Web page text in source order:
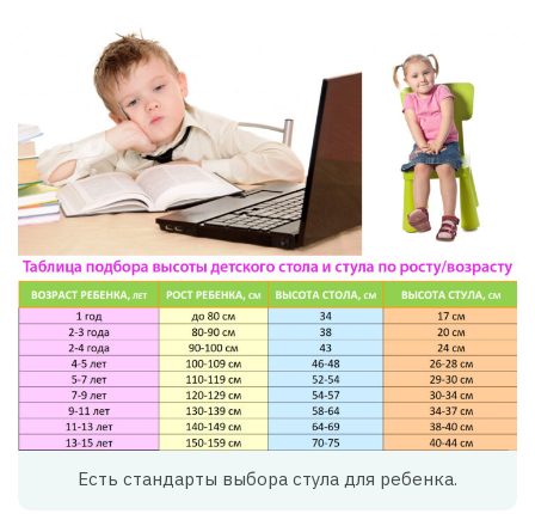
Есть стандарты выбора стула для ребенка.